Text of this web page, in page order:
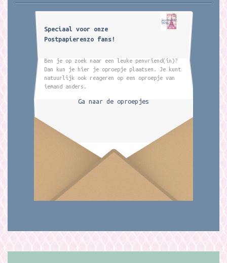
Speciaal voor onze
Postpapierenzo fans!
Ben je op zoek naar een leuke penvriend(in)?
Dan kun je hier je oproepje plaatsen. Je kunt
natuurlijk ook reageren op een oproepje van
iemand anders.
Ga naar de oproepjes